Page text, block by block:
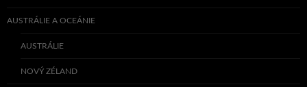
AUSTRÁLIE A OCEÁNIE
AUSTRÁLIE
NOVÝ ZÉLAND